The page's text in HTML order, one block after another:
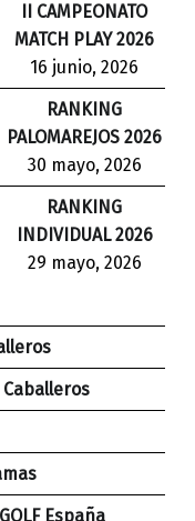
II CAMPEONATO
MATCH PLAY 2026
16 junio, 2026
RANKING
PALOMAREJOS 2026
30 mayo, 2026
RANKING
INDIVIDUAL 2026
29 mayo, 2026
España